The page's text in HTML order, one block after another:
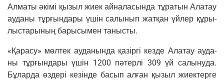
Алма­ты әкі­мі қызыл жиек айна­ла­сын­да тұра­тын Ала­тау
ауда­ны тұрғын­да­ры үшін салы­нып жатқан үйлер құры­
лы­ста­ры­ның бары­сы­мен танысты.
«Қара­су» мөл­тек ауда­нын­да қазір­гі кез­де Ала­тау ауда­
ны тұрғын­да­ры үшін 1200 пәтер­лі 309 үй салы­ну­да.
Бұлар­да өздері кезін­де басып алған қызыл жиек­тер­ге